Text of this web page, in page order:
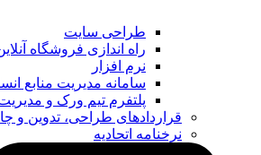
طراحی سایت
راه اندازی فروشگاه
نرم افزار
سامانه مدیریت منابع
پلتفرم تیم ورک و
قراردادهای طراحی، تدوین و
نرخنامه اتحادیه